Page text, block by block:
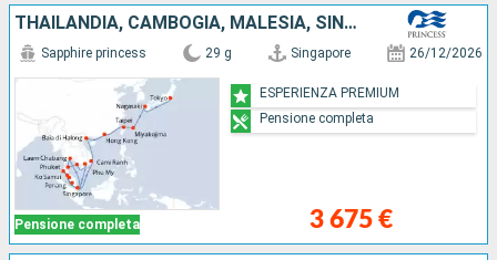
THAILANDIA, CAMBOGIA, MALESIA, SINGAPORE, VIETNAM, CINA, TAIWAN, GIAPPONE
Pensione completa
Sapphire princess 29 g Singapore 26/12/2026
3 675 €
ESPERIENZA PREMIUM
Pensione completa